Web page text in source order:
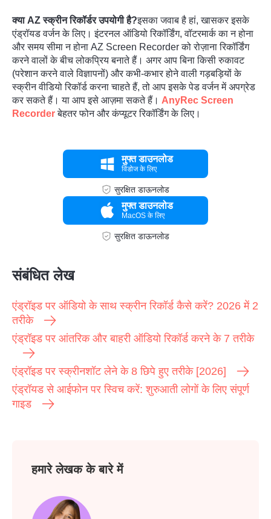
चरण दो।
चरण 3।
क्या AZ स्क्रीन रिकॉर्डर उपयोगी है?इसका जवाब है हां, खासकर इसके
एंड्रॉयड वर्जन के लिए। इंटरनल ऑडियो रिकॉर्डिंग, वॉटरमार्क का न होना
और समय सीमा न होना AZ Screen Recorder को रोज़ाना रिकॉर्डिंग
करने वालों के बीच लोकप्रिय बनाते हैं। अगर आप बिना किसी रुकावट
(परेशान करने वाले विज्ञापनों) और कभी-कभार होने वाली गड़बड़ियों के
स्क्रीन वीडियो रिकॉर्ड करना चाहते हैं, तो आप इसके पेड वर्जन में अपग्रेड
कर सकते हैं। या आप इसे आज़मा सकते हैं। AnyRec Screen
Recorderबेहतर फोन और कंप्यूटर रिकॉर्डिंग के लिए।
मुफ्त डाउनलोड
विंडोज के लिए
सुरक्षित डाऊनलोड
मुफ्त डाउनलोड
MacOS के लिए
सुरक्षित डाऊनलोड
संबंधित लेख
एंड्रॉइड पर ऑडियो के साथ स्क्रीन रिकॉर्ड कैसे करें? 2026 में 2
तरीके
एंड्रॉइड पर आंतरिक और बाहरी ऑडियो रिकॉर्ड करने के 7 तरीके
एंड्रॉइड पर स्क्रीनशॉट लेने के 8 छिपे हुए तरीके [2026]
एंड्रॉयड से आईफोन पर स्विच करें: शुरुआती लोगों के लिए संपूर्ण
गाइड
हमारे लेखक के बारे में